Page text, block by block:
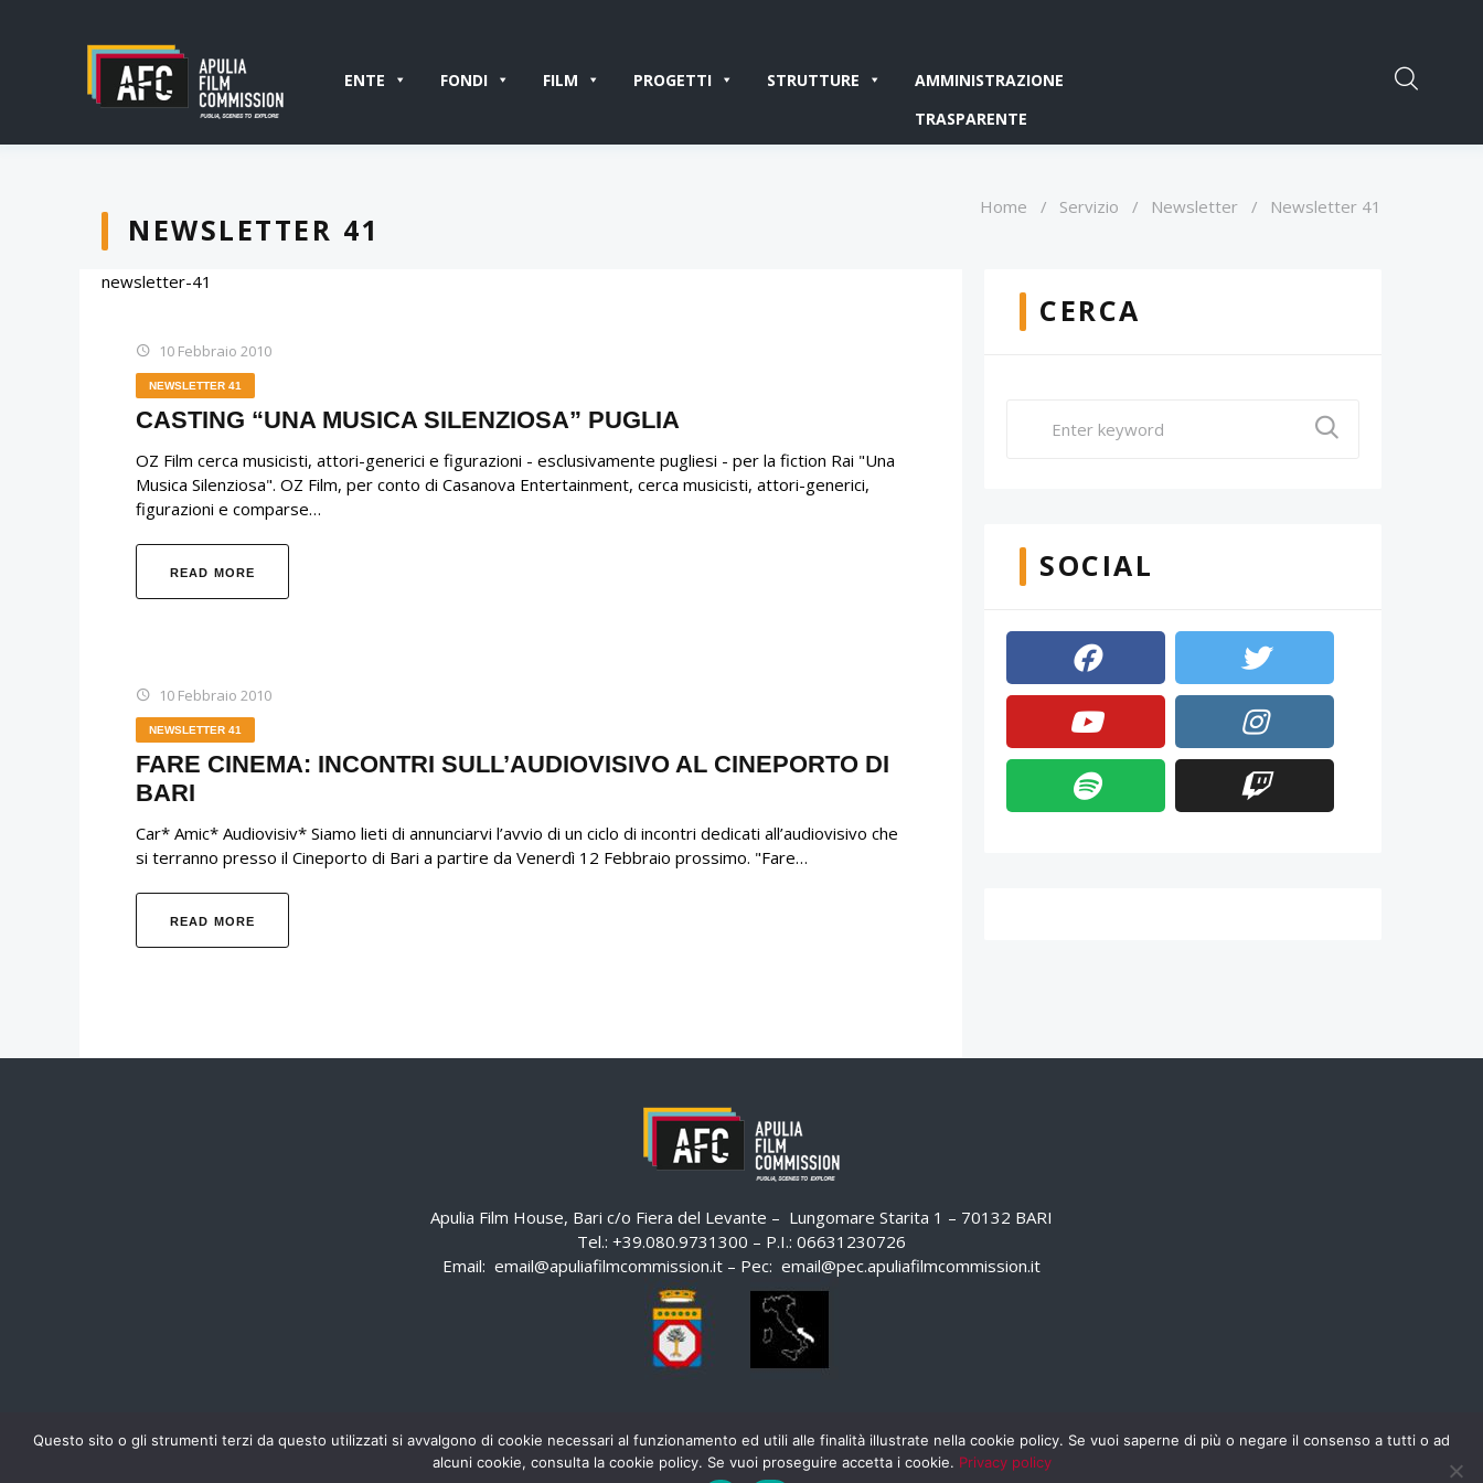
ENTE FONDI FILM PROGETTI STRUTTURE
AMMINISTRAZIONE
TRASPARENTE
NEWSLETTER 41
Home / Servizio / Newsletter / Newsletter 41
newsletter-41
10 Febbraio 2010
NEWSLETTER 41
CASTING “UNA MUSICA SILENZIOSA” PUGLIA
OZ Film cerca musicisti, attori-generici e figurazioni - esclusivamente pugliesi - per la fiction Rai "Una
Musica Silenziosa". OZ Film, per conto di Casanova Entertainment, cerca musicisti, attori-generici,
figurazioni e comparse…
READ MORE
10 Febbraio 2010
NEWSLETTER 41
FARE CINEMA: INCONTRI SULL’AUDIOVISIVO AL CINEPORTO DI
BARI
Car* Amic* Audiovisiv* Siamo lieti di annunciarvi l’avvio di un ciclo di incontri dedicati all’audiovisivo che
si terranno presso il Cineporto di Bari a partire da Venerdì 12 Febbraio prossimo. "Fare…
READ MORE
CERCA
SOCIAL
Apulia Film House, Bari c/o Fiera del Levante – Lungomare Starita 1 – 70132 BARI
Tel.: +39.080.9731300 – P.I.: 06631230726
Email: email@apuliafilmcommission.it – Pec: email@pec.apuliafilmcommission.it
Questo sito o gli strumenti terzi da questo utilizzati si avvalgono di cookie necessari al funzionamento ed utili alle finalità illustrate nella cookie policy. Se vuoi saperne di più o negare il consenso a tutti o ad
alcuni cookie, consulta la cookie policy. Se vuoi proseguire accetta i cookie. Privacy policy